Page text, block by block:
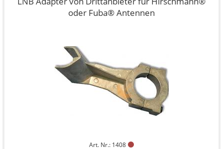
oder Fuba® Antennen
Art. Nr.: 1408